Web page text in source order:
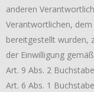
anderen
Verantwortlichen,
bereitgestellt wurden,
der Einwilligung
Art. 9 Abs. 2
Art. 6 Abs. 1